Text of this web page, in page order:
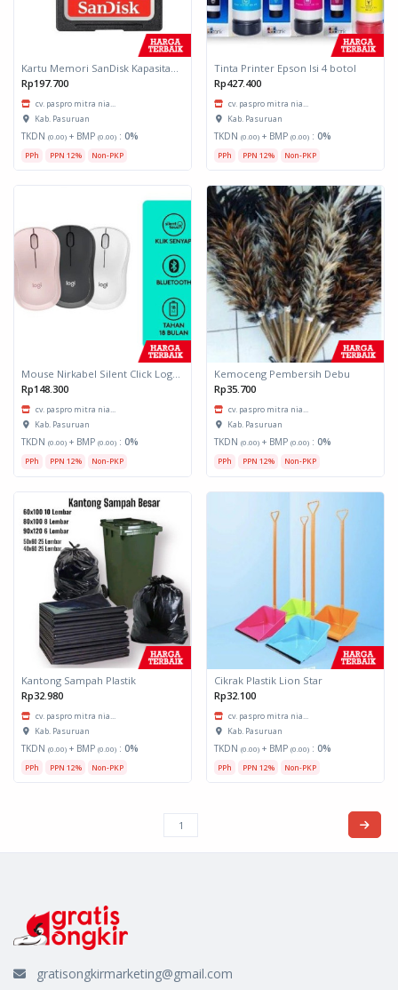
Rp197.700
cv. paspro mitra nia...
Kab. Pasuruan
TKDN (0.00) + BMP (0.00) : 0%
PPh PPN 12% Non-PKP
Tinta Printer Epson Isi 4 botol
Rp427.400
cv. paspro mitra nia...
Kab. Pasuruan
TKDN (0.00) + BMP (0.00) : 0%
PPh PPN 12% Non-PKP
Mouse Nirkabel Silent Click Logitech
Rp148.300
cv. paspro mitra nia...
Kab. Pasuruan
TKDN (0.00) + BMP (0.00) : 0%
PPh PPN 12% Non-PKP
Kemoceng Pembersih Debu
Rp35.700
cv. paspro mitra nia...
Kab. Pasuruan
TKDN (0.00) + BMP (0.00) : 0%
PPh PPN 12% Non-PKP
Kantong Sampah Plastik
Rp32.980
cv. paspro mitra nia...
Kab. Pasuruan
TKDN (0.00) + BMP (0.00) : 0%
PPh PPN 12% Non-PKP
Cikrak Plastik Lion Star
Rp32.100
cv. paspro mitra nia...
Kab. Pasuruan
TKDN (0.00) + BMP (0.00) : 0%
PPh PPN 12% Non-PKP
gratisongkirmarketing@gmail.com